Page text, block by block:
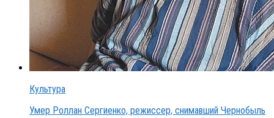
Культура
Умер Роллан Сергиенко, режиссер, снимавший Чернобыль